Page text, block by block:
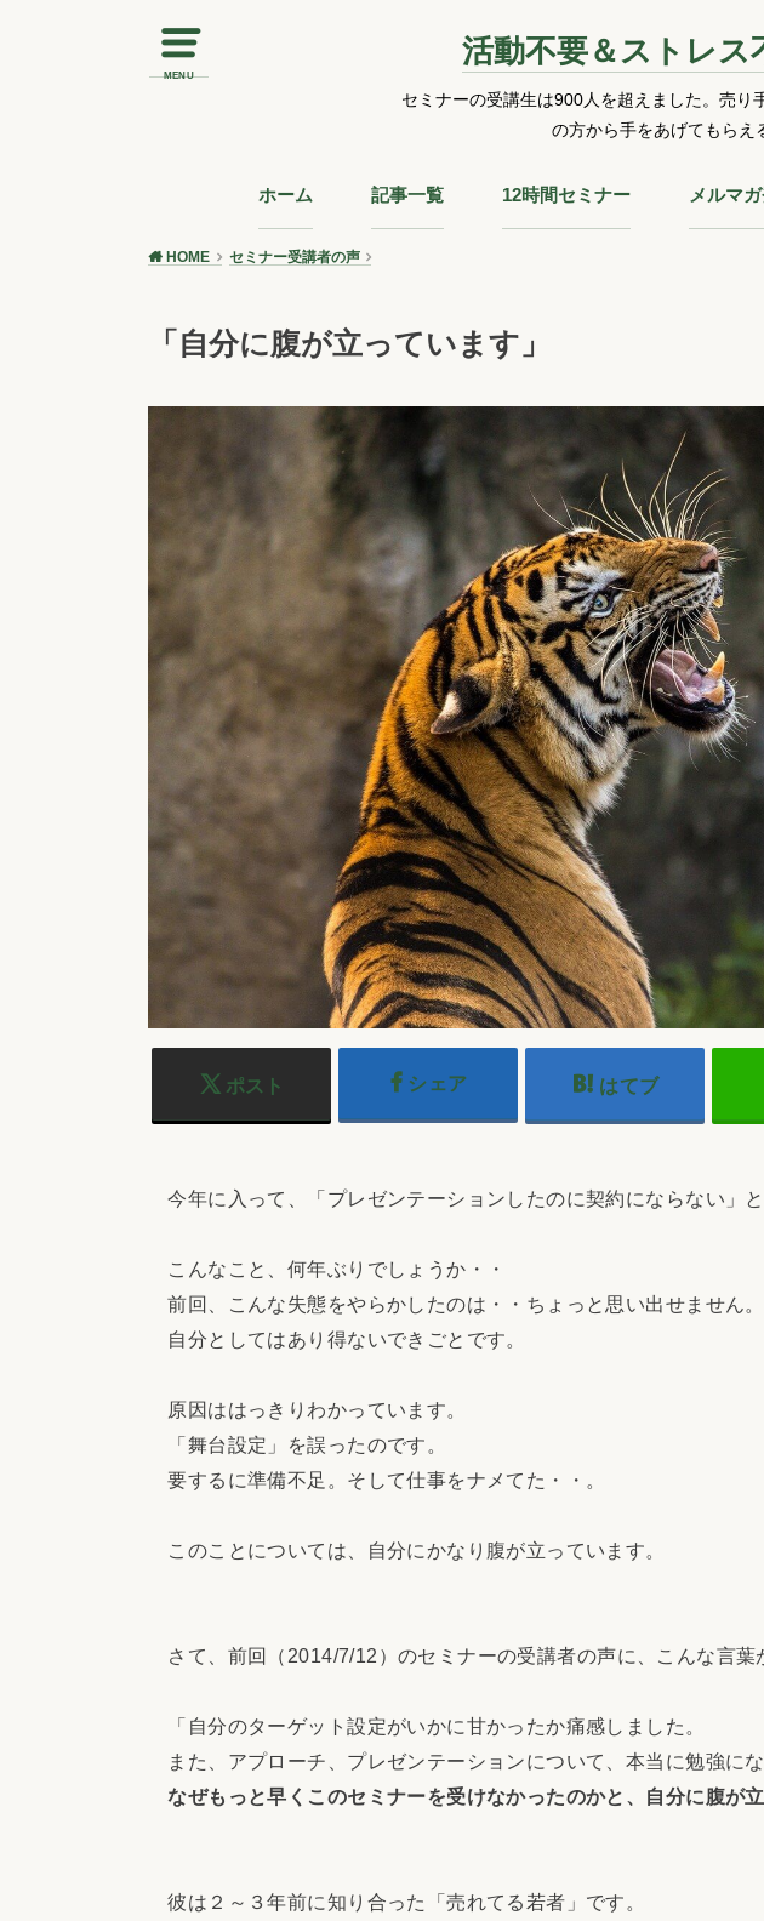
MENU
活動不要＆ストレス
セミナーの受講生は900人を超えました。売
の方から手をあげてもらえ
ホーム 記事一覧 12時間セミナー メルマ
HOME セミナー受講者の声
「自分に腹が立っています」
ポスト シェア はてブ
今年に入って、「プレゼンテーションしたのに契約にならない」
こんなこと、何年ぶりでしょうか・・
前回、こんな失態をやらかしたのは・・ちょっと思い出せません。
自分としてはあり得ないできごとです。
原因ははっきりわかっています。
「舞台設定」を誤ったのです。
要するに準備不足。そして仕事をナメてた・・。
このことについては、自分にかなり腹が立っています。
さて、前回（2014/7/12）のセミナーの受講者の声に、こんな言葉
「自分のターゲット設定がいかに甘かったか痛感しました。
また、アプローチ、プレゼンテーションについて、本当に勉強にな
なぜもっと早くこのセミナーを受けなかったのかと、自分に腹が
彼は２～３年前に知り合った「売れてる若者」です。